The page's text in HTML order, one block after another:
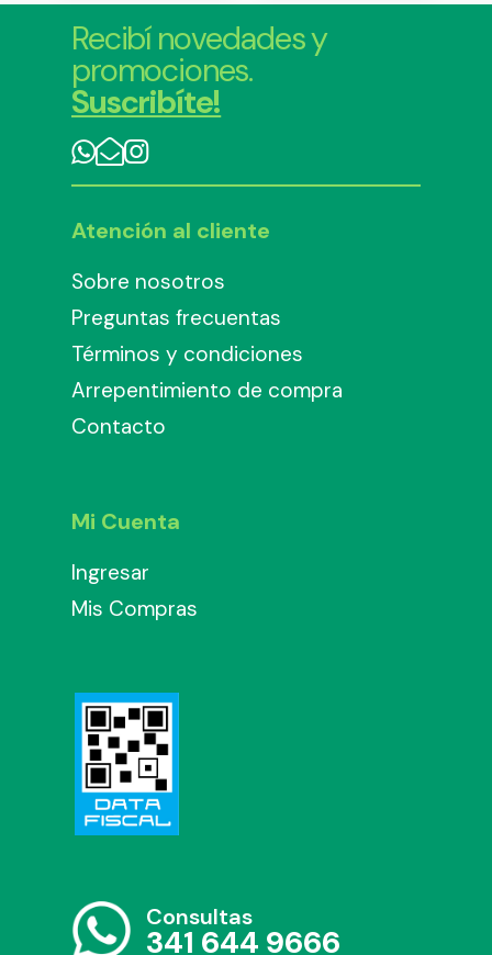
Recibí novedades y
promociones.
Suscribíte!
Atención al cliente
Sobre nosotros
Preguntas frecuentas
Términos y condiciones
Arrepentimiento de compra
Contacto
Mi Cuenta
Ingresar
Mis Compras
Consultas
341 644 9666